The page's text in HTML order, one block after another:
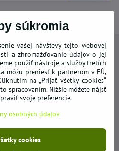
137, 03821 Mošovce
súkromia
vašej návštevy tejto webovej
a zhromažďovanie údajov o jej
použiť nástroje a služby tretích
môžu preniesť k partnerom v EÚ,
na „Prijať všetky cookies“
spracovaním. Nižšie môžete nájsť
svoje preferencie.
osobných údajov
cookies